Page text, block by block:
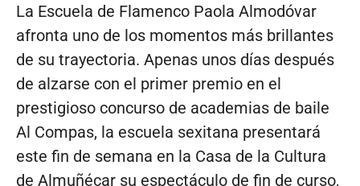
La Escuela de Flamenco Paola Almodóvar
afronta uno de los momentos más brillantes
de su trayectoria. Apenas unos días después
de alzarse con el primer premio en el
prestigioso concurso de academias de baile
Al Compas, la escuela sexitana presentará
este fin de semana en la Casa de la Cultura
de Almuñécar su espectáculo de fin de curso,